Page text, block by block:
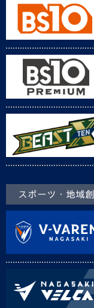
スポーツ・地域